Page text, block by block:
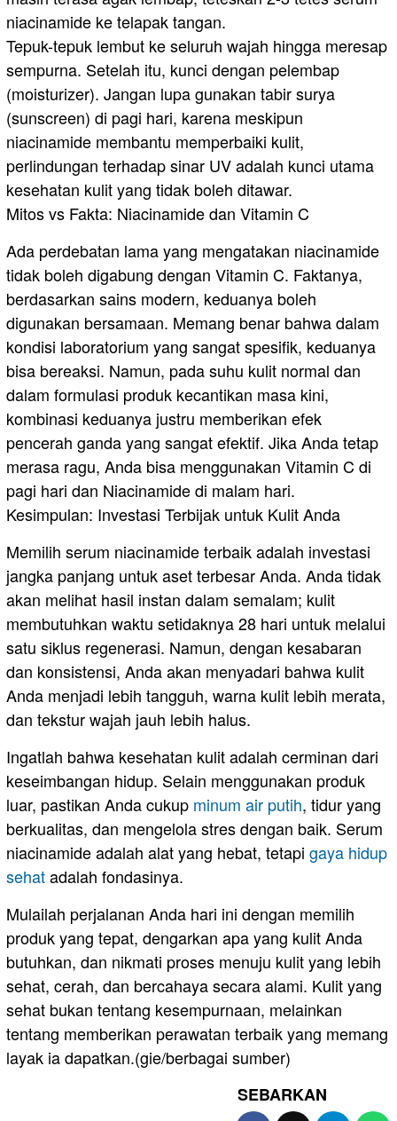
niacinamide ke telapak tangan.
Tepuk-tepuk lembut ke seluruh wajah hingga meresap
sempurna. Setelah itu, kunci dengan pelembap
(moisturizer). Jangan lupa gunakan tabir surya
(sunscreen) di pagi hari, karena meskipun
niacinamide membantu memperbaiki kulit,
perlindungan terhadap sinar UV adalah kunci utama
kesehatan kulit yang tidak boleh ditawar.
​Mitos vs Fakta: Niacinamide dan Vitamin C
​Ada perdebatan lama yang mengatakan niacinamide
tidak boleh digabung dengan Vitamin C. Faktanya,
berdasarkan sains modern, keduanya boleh
digunakan bersamaan. Memang benar bahwa dalam
kondisi laboratorium yang sangat spesifik, keduanya
bisa bereaksi. Namun, pada suhu kulit normal dan
dalam formulasi produk kecantikan masa kini,
kombinasi keduanya justru memberikan efek
pencerah ganda yang sangat efektif. Jika Anda tetap
merasa ragu, Anda bisa menggunakan Vitamin C di
pagi hari dan Niacinamide di malam hari.
​Kesimpulan: Investasi Terbijak untuk Kulit Anda
​Memilih serum niacinamide terbaik adalah investasi
jangka panjang untuk aset terbesar Anda. Anda tidak
akan melihat hasil instan dalam semalam; kulit
membutuhkan waktu setidaknya 28 hari untuk melalui
satu siklus regenerasi. Namun, dengan kesabaran
dan konsistensi, Anda akan menyadari bahwa kulit
Anda menjadi lebih tangguh, warna kulit lebih merata,
dan tekstur wajah jauh lebih halus.
​Ingatlah bahwa kesehatan kulit adalah cerminan dari
keseimbangan hidup. Selain menggunakan produk
luar, pastikan Anda cukup minum air putih, tidur yang
berkualitas, dan mengelola stres dengan baik. Serum
niacinamide adalah alat yang hebat, tetapi gaya hidup
sehatadalah fondasinya.
​Mulailah perjalanan Anda hari ini dengan memilih
produk yang tepat, dengarkan apa yang kulit Anda
butuhkan, dan nikmati proses menuju kulit yang lebih
sehat, cerah, dan bercahaya secara alami. Kulit yang
sehat bukan tentang kesempurnaan, melainkan
tentang memberikan perawatan terbaik yang memang
layak ia dapatkan.(gie/berbagai sumber)
SEBARKAN